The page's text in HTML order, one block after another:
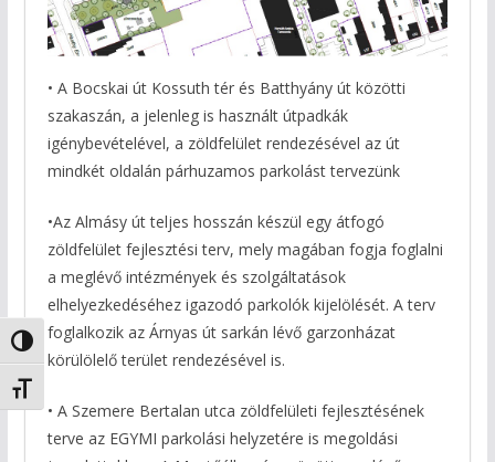
Nagy kontraszt váltása
Betűméret váltása
• A Bocskai út Kossuth tér és Batthyány út közötti
szakaszán, a jelenleg is használt útpadkák
igénybevételével, a zöldfelület rendezésével az út
mindkét oldalán párhuzamos parkolást tervezünk
•Az Almásy út teljes hosszán készül egy átfogó
zöldfelület fejlesztési terv, mely magában fogja foglalni
a meglévő intézmények és szolgáltatások
elhelyezkedéséhez igazodó parkolók kijelölését. A terv
foglalkozik az Árnyas út sarkán lévő garzonházat
körülölelő terület rendezésével is.
• A Szemere Bertalan utca zöldfelületi fejlesztésének
terve az EGYMI parkolási helyzetére is megoldási